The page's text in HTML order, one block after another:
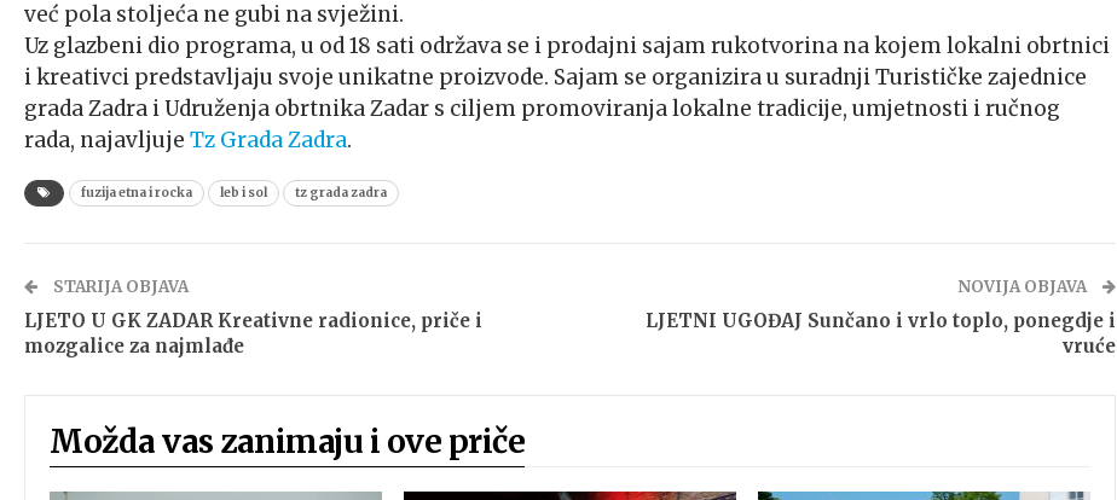
već pola stoljeća ne gubi na svježini.
Uz glazbeni dio programa, u od 18 sati održava se i prodajni sajam rukotvorina na kojem lokalni obrtnici
i kreativci predstavljaju svoje unikatne proizvode. Sajam se organizira u suradnji Turističke zajednice
grada Zadra i Udruženja obrtnika Zadar s ciljem promoviranja lokalne tradicije, umjetnosti i ručnog
rada, najavljuje Tz Grada Zadra.
fuzija etna i rocka leb i sol tz grada zadra
STARIJA OBJAVA
LJETO U GK ZADAR Kreativne radionice, priče i
mozgalice za najmlađe
NOVIJA OBJAVA
LJETNI UGOĐAJ Sunčano i vrlo toplo, ponegdje i
vruće
Možda vas zanimaju i ove priče